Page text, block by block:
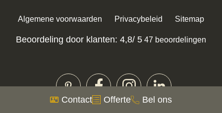
Algemene voorwaarden Privacybeleid Sitemap
Beoordeling door klanten: 4,8/ 5 47 beoordelingen
Contact Offerte Bel ons